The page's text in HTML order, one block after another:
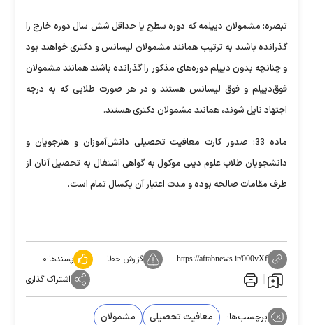
تبصره: مشمولان دیپلمه که دوره سطح یا حداقل شش سال دوره خارج را
گذرانده باشند به ترتیب همانند مشمولان لیسانس و دکتری خواهند بود
و چنانچه بدون دیپلم دوره‌های مذکور را گذرانده باشند همانند مشمولان
فوق‌دیپلم و فوق لیسانس هستند و در هر صورت طلابی که به درجه
اجتهاد نایل شوند، همانند مشمولان دکتری هستند.
ماده 33: صدور کارت معافیت تحصیلی دانش‌آموزان و هنرجویان و
دانشجویان طلاب علوم دینی موکول به گواهی اشتغال به تحصیل آنان از
طرف مقامات صالحه بوده و مدت اعتبار آن یکسال تمام است.
https://aftabnews.ir/000vXf گزارش خطا پسندها:۰
اشتراک گذاری
برچسب‌ها: معافیت تحصیلی مشمولان